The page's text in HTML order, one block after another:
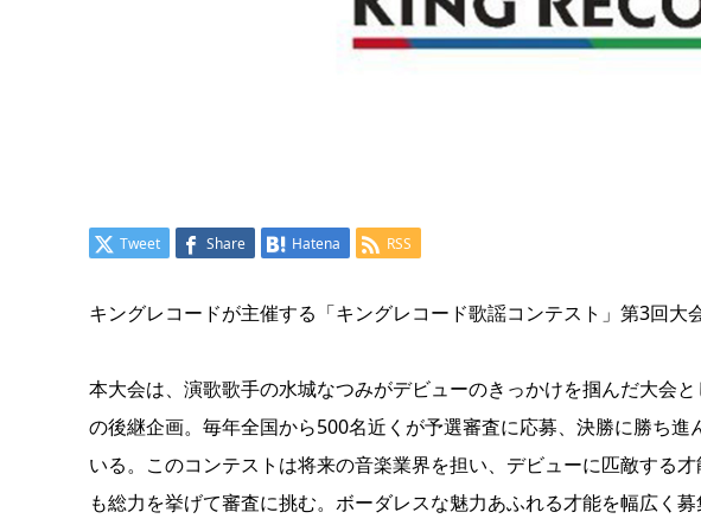
Tweet Share Hatena RSS
キングレコードが主催する「キングレコード歌謡コンテスト」第3回大
本大会は、演歌歌手の水城なつみがデビューのきっかけを掴んだ大会
の後継企画。毎年全国から500名近くが予選審査に応募、決勝に勝ち
いる。このコンテストは将来の音楽業界を担い、デビューに匹敵する
も総力を挙げて審査に挑む。ボーダレスな魅力あふれる才能を幅広く